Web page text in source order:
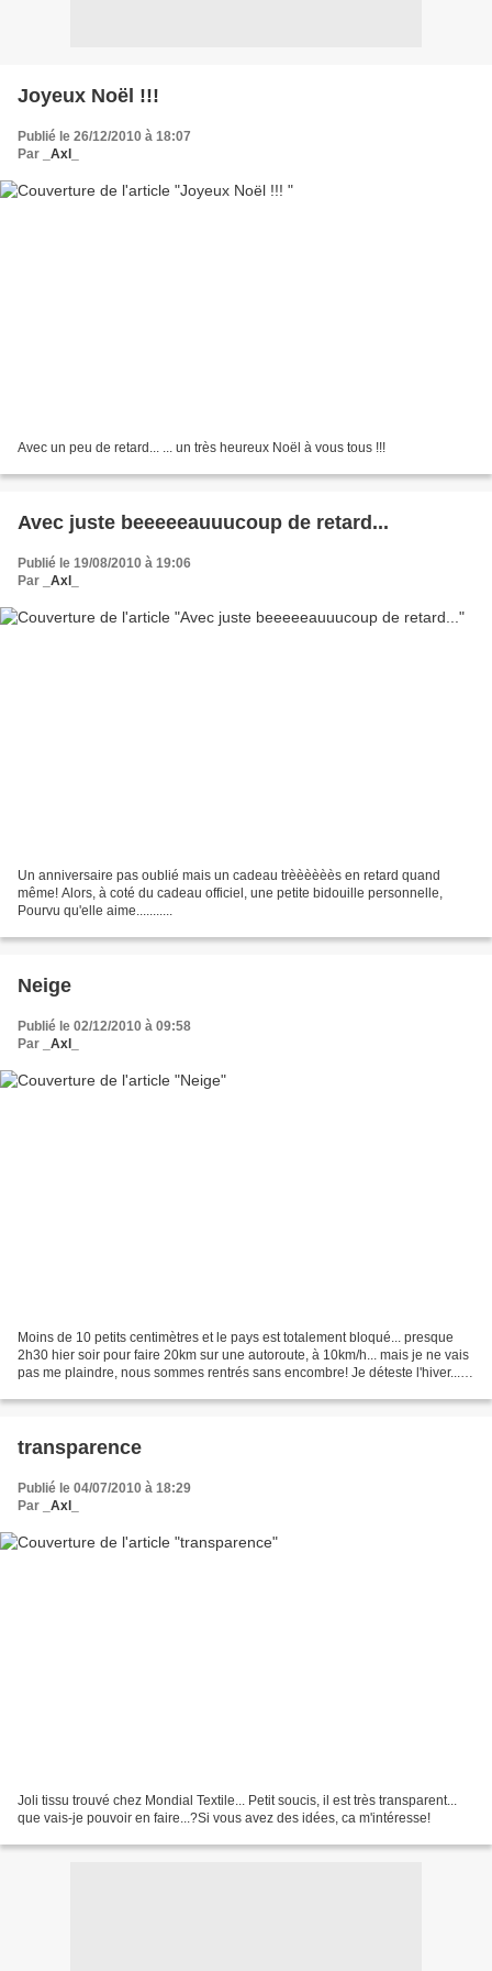
Joyeux Noël !!!
Publié le 26/12/2010 à 18:07
Par
_Axl_
Avec un peu de retard... ... un très heureux Noël à vous tous !!!
Avec juste beeeeeauuucoup de retard...
Publié le 19/08/2010 à 19:06
Par
_Axl_
Un anniversaire pas oublié mais un cadeau trèèèèèès en retard quand
même! Alors, à coté du cadeau officiel, une petite bidouille personnelle,
Pourvu qu'elle aime...........
Neige
Publié le 02/12/2010 à 09:58
Par
_Axl_
Moins de 10 petits centimètres et le pays est totalement bloqué... presque
2h30 hier soir pour faire 20km sur une autoroute, à 10km/h... mais je ne vais
pas me plaindre, nous sommes rentrés sans encombre! Je déteste l'hiver...
transparence
Publié le 04/07/2010 à 18:29
Par
_Axl_
Joli tissu trouvé chez Mondial Textile... Petit soucis, il est très transparent...
que vais-je pouvoir en faire...?Si vous avez des idées, ca m'intéresse!